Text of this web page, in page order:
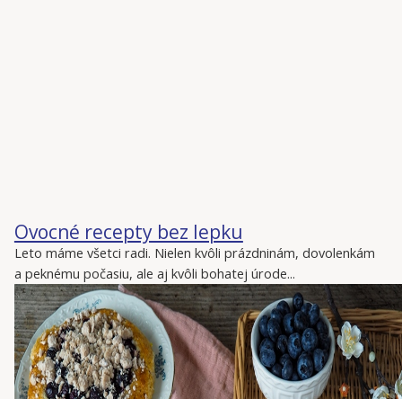
Ovocné recepty bez lepku
Leto máme všetci radi. Nielen kvôli prázdninám, dovolenkám
a peknému počasiu, ale aj kvôli bohatej úrode...